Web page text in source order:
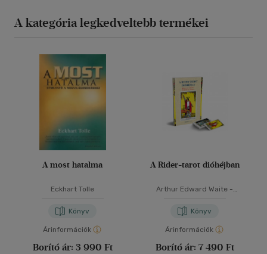
A kategória legkedveltebb termékei
A most hatalma
Eckhart Tolle
Könyv
Árinformációk
Borító ár: 3 990 Ft
A Rider-tarot dióhéjban
Arthur Edward Waite -
Könyv
Árinformációk
Borító ár: 7 490 Ft